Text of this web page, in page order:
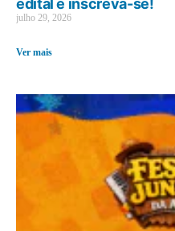
julho 29, 2026
Ver mais